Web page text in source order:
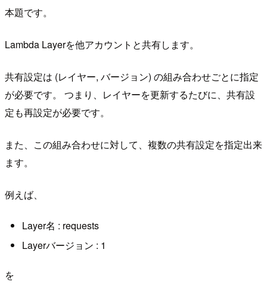
本題です。
Lambda Layerを他アカウントと共有します。
共有設定は (レイヤー, バージョン) の組み合わせごとに指定
が必要です。 つまり、レイヤーを更新するたびに、共有設
定も再設定が必要です。
また、この組み合わせに対して、複数の共有設定を指定出来
ます。
例えば、
Layer名 : requests
Layerバージョン : 1
を